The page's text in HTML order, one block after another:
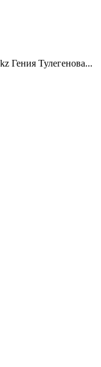
Гения Тулегенова...